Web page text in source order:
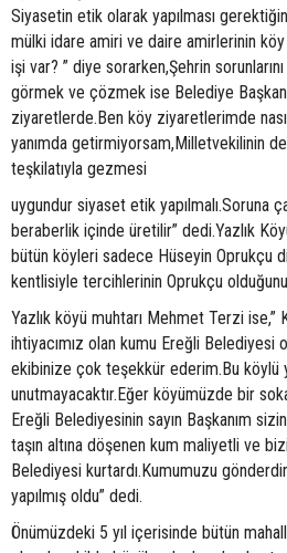
Siyasetin etik olarak yapılması
mülki idare amiri ve daire amirlerinin
işi var? ” diye sorarken,Şehrin
görmek ve çözmek ise Belediye
ziyaretlerde.Ben köy ziyaretlerimde
yanımda getirmiyorsam,Milletvekilinin
teşkilatıyla gezmesi
uygundur siyaset etik yapılmalı.Soruna
beraberlik içinde üretilir” dedi.Yazlık
bütün köyleri sadece Hüseyin Oprukçu
kentlisiyle tercihlerinin Oprukçu
Yazlık köyü muhtarı Mehmet Terzi ise,”
ihtiyacımız olan kumu Ereğli Belediyesi
ekibinize çok teşekkür ederim.Bu köylü
unutmayacaktır.Eğer köyümüzde bir
Ereğli Belediyesinin sayın Başkanım
taşın altına döşenen kum maliyetli ve
Belediyesi kurtardı.Kumumuzu
yapılmış oldu” dedi.
Önümüzdeki 5 yıl içerisinde bütün